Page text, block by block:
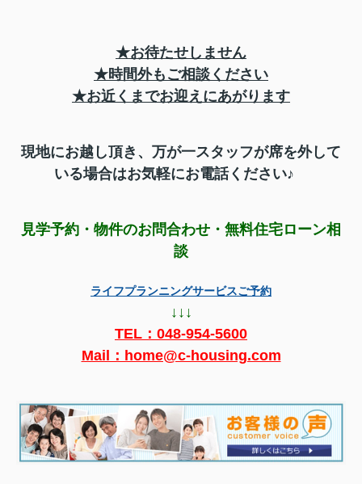
★お待たせしません
★時間外もご相談ください
★お近くまでお迎えにあがります
現地にお越し頂き、万が一スタッフが席を外して
いる場合はお気軽にお電話ください♪
見学予約・物件のお問合わせ・無料住宅ローン相
談
ライフプランニングサービスご予約
↓↓↓
TEL： 048-954-5600
Mail：home@c-housing.com